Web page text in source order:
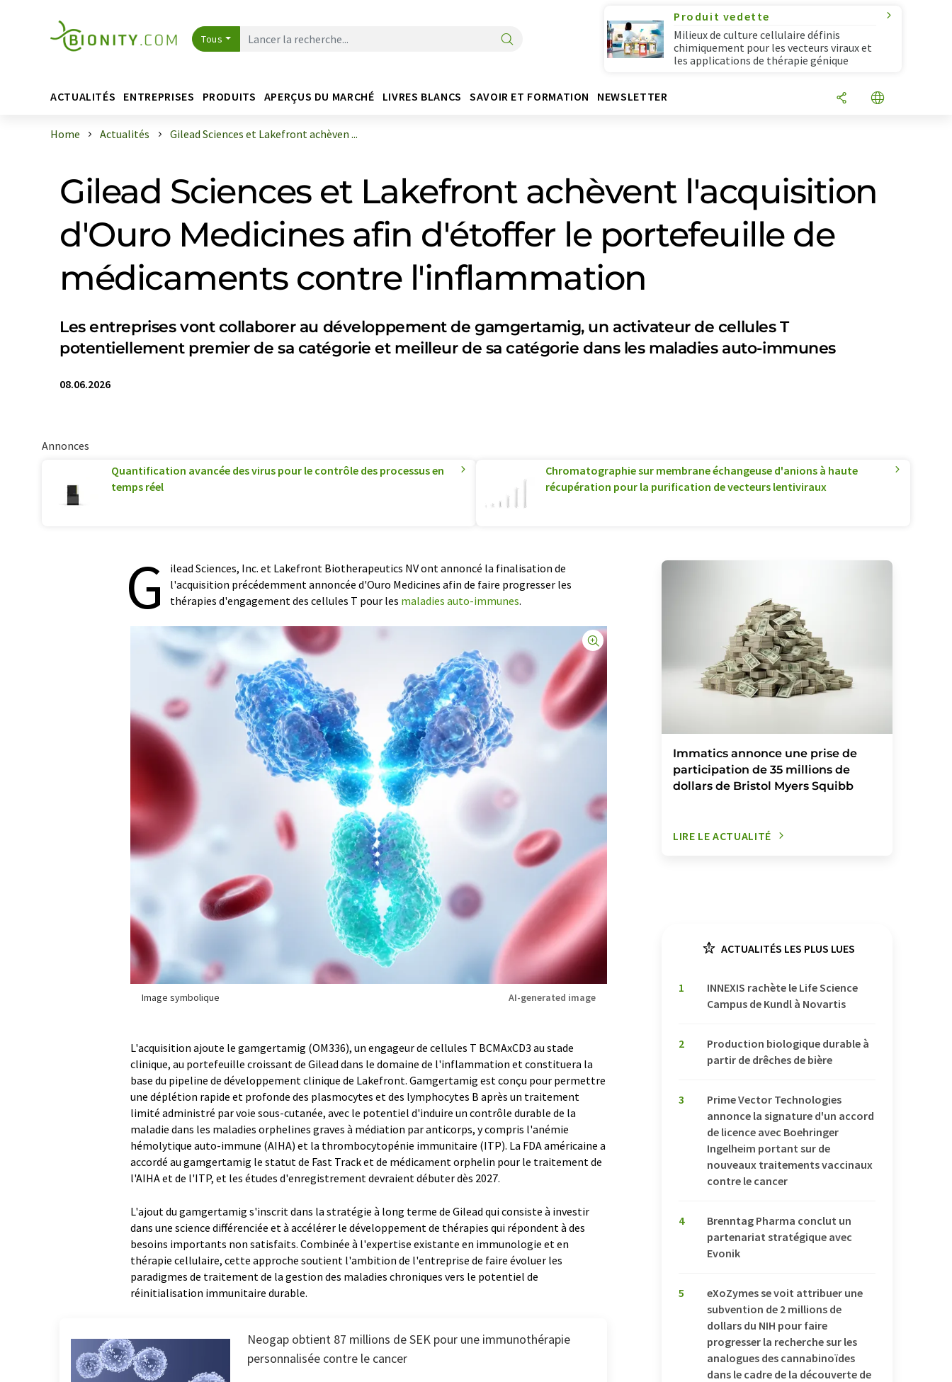
Tous
Produit vedette
Milieux de culture cellulaire définis
chimiquement pour les vecteurs viraux et
les applications de thérapie génique
ACTUALITÉS ENTREPRISES PRODUITS APERÇUS DU MARCHÉ LIVRES BLANCS SAVOIR ET FORMATION NEWSLETTER
Home Actualités Gilead Sciences et Lakefront achèven ...
Gilead Sciences et Lakefront achèvent l'acquisition
d'Ouro Medicines afin d'étoffer le portefeuille de
médicaments contre l'inflammation
Les entreprises vont collaborer au développement de gamgertamig, un activateur de cellules T
potentiellement premier de sa catégorie et meilleur de sa catégorie dans les maladies auto-immunes
08.06.2026
Annonces
Quantification avancée des virus pour le contrôle des processus en
temps réel
Chromatographie sur membrane échangeuse d'anions à haute
récupération pour la purification de vecteurs lentiviraux
G
ilead Sciences, Inc. et Lakefront Biotherapeutics NV ont annoncé la finalisation de
l'acquisition précédemment annoncée d'Ouro Medicines afin de faire progresser les
thérapies d'engagement des cellules T pour les maladies auto-immunes.
Image symbolique AI-generated image
L'acquisition ajoute le gamgertamig (OM336), un engageur de cellules T BCMAxCD3 au stade
clinique, au portefeuille croissant de Gilead dans le domaine de l'inflammation et constituera la
base du pipeline de développement clinique de Lakefront. Gamgertamig est conçu pour permettre
une déplétion rapide et profonde des plasmocytes et des lymphocytes B après un traitement
limité administré par voie sous-cutanée, avec le potentiel d'induire un contrôle durable de la
maladie dans les maladies orphelines graves à médiation par anticorps, y compris l'anémie
hémolytique auto-immune (AIHA) et la thrombocytopénie immunitaire (ITP). La FDA américaine a
accordé au gamgertamig le statut de Fast Track et de médicament orphelin pour le traitement de
l'AIHA et de l'ITP, et les études d'enregistrement devraient débuter dès 2027.
L'ajout du gamgertamig s'inscrit dans la stratégie à long terme de Gilead qui consiste à investir
dans une science différenciée et à accélérer le développement de thérapies qui répondent à des
besoins importants non satisfaits. Combinée à l'expertise existante en immunologie et en
thérapie cellulaire, cette approche soutient l'ambition de l'entreprise de faire évoluer les
paradigmes de traitement de la gestion des maladies chroniques vers le potentiel de
réinitialisation immunitaire durable.
Neogap obtient 87 millions de SEK pour une immunothérapie
personnalisée contre le cancer
Immatics annonce une prise de
participation de 35 millions de
dollars de Bristol Myers Squibb
LIRE LE ACTUALITÉ
ACTUALITÉS LES PLUS LUES
1
INNEXIS rachète le Life Science
Campus de Kundl à Novartis
2
Production biologique durable à
partir de drêches de bière
3
Prime Vector Technologies
annonce la signature d'un accord
de licence avec Boehringer
Ingelheim portant sur de
nouveaux traitements vaccinaux
contre le cancer
4
Brenntag Pharma conclut un
partenariat stratégique avec
Evonik
5
eXoZymes se voit attribuer une
subvention de 2 millions de
dollars du NIH pour faire
progresser la recherche sur les
analogues des cannabinoïdes
dans le cadre de la découverte de